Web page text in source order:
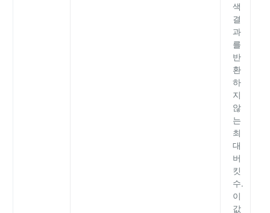
색
결
과
를
반
환
하
지
않
는
최
대
버
킷
수.
이
값